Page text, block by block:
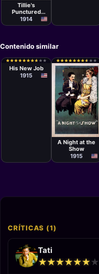
Tillie's
Punctured
Romance
1914
Contenido similar
★
★★
★★
★★
★★
★★
★★
★★
★ ★
★ ★
★
Charlie
Chaplin
His New Job
1915
★
★★
★★
★★
★★
★★
★★
★★
★ ★
★ ★
★
Cortometraje
Charlie
Chaplin
A Night at the
Show
1915
CRÍTICAS (1)
Tati
★
★★
★★
★★
★★
★★
★★
★